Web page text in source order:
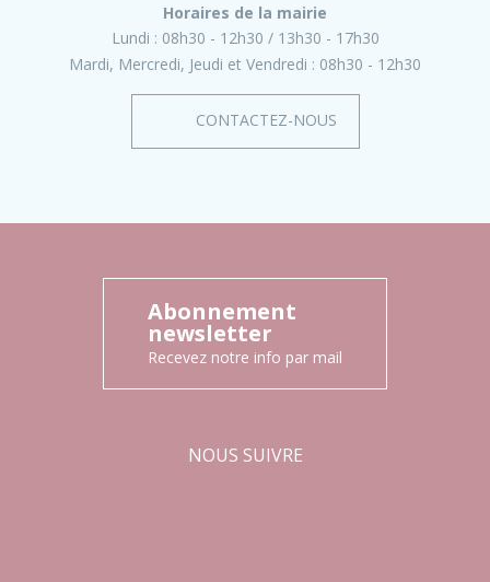
Horaires de la mairie
Lundi : 08h30 - 12h30
13h30 - 17h30
Mardi, Mercredi, Jeudi et Vendredi : 08h30 - 12h30
CONTACTEZ-NOUS
Abonnement
newsletter
Recevez notre info par mail
NOUS SUIVRE